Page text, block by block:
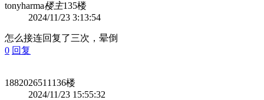
tonyharma楼主135楼
2024/11/23 3:13:54
怎么接连回复了三次，晕倒
0 回复
1882026511 136楼
2024/11/23 15:55:32